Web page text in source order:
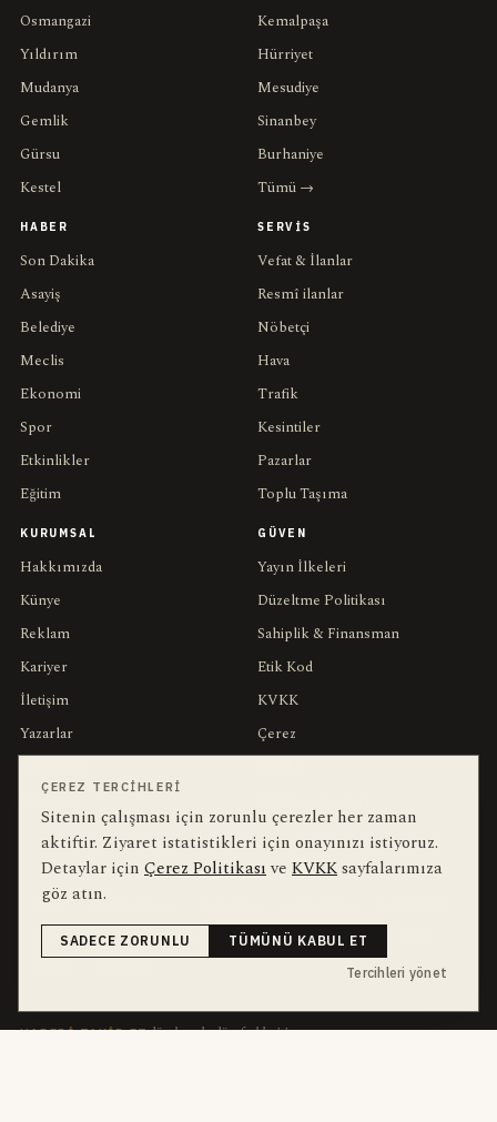
Osmangazi
Yıldırım
Mudanya
Gemlik
Gürsu
Kestel
Kemalpaşa
Hürriyet
Mesudiye
Sinanbey
Burhaniye
Tümü →
HABER
Son Dakika
Asayiş
Belediye
Meclis
Ekonomi
Spor
Etkinlikler
Eğitim
SERVIS
Vefat & İlanlar
Resmî ilanlar
Nöbetçi
Hava
Trafik
Kesintiler
Pazarlar
Toplu Taşıma
KURUMSAL
Hakkımızda
Künye
Reklam
Kariyer
İletişim
Yazarlar
Editörler
GÜVEN
Yayın İlkeleri
Düzeltme Politikası
Sahiplik & Finansman
Etik Kod
KVKK
Çerez
YEREL ARANANLARbu hafta en çok aranan
İnegöl
Güncel
Haberler Bursa bursa-buyuksehir-belediyesi
HABERI TAKIP ETdört kanal · dört farklı ritim
ÇEREZ TERCIHLERI
Sitenin çalışması için zorunlu çerezler her zaman
aktiftir. Ziyaret istatistikleri için onayınızı istiyoruz.
Detaylar için Çerez Politikasıve KVKKsayfalarımıza
göz atın.
SADECE ZORUNLU
TÜMÜNÜ KABUL ET
Tercihleri yönet